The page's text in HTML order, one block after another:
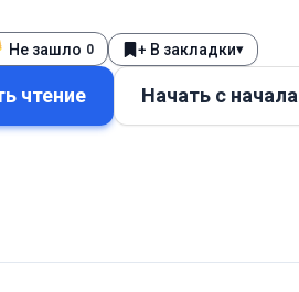
Не зашло 0 + В закладки▾
чтение Начать с начала